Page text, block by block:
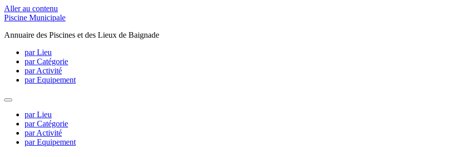
Aller au contenu
Piscine Municipale
Annuaire des Piscines et des Lieux de Baignade
par Lieu
par Catégorie
par Activité
par Equipement
par Lieu
par Catégorie
par Activité
par Equipement